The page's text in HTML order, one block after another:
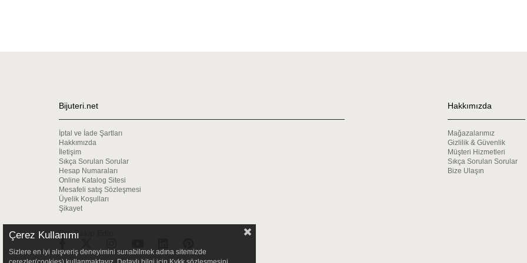
Bijuteri.net
İptal ve İade Şartları
Hakkımızda
İletişim
Sıkça Sorulan Sorular
Hesap Numaraları
Online Katalog Sitesi
Mesafeli satış Sözleşmesi
Üyelik Koşulları
Şikayet
Bizi Bakip Edin
Hakkımızda
Mağazalarımız
Gizlilik & Güvenlik
Müşteri Hizmetleri
Sıkça Sorulan Sorular
Bize Ulaşın
Çerez Kullanımı
Sizlere en iyi alışveriş deneyimini sunabilmek adına sitemizde